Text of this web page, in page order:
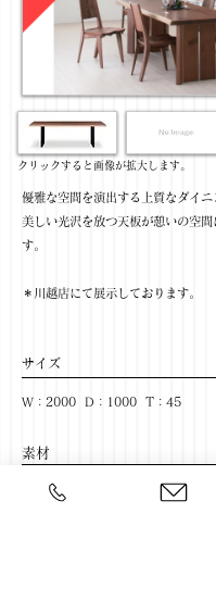
​クリックすると画像が拡大します。
優雅な空間を演出する上質なダイニ
美しい光沢を放つ天板が憩いの空間
す。
＊川越店にて展示しております。
サイズ
W：2000 D：1000 T：45
​素材
木材：ブラックウォールナット